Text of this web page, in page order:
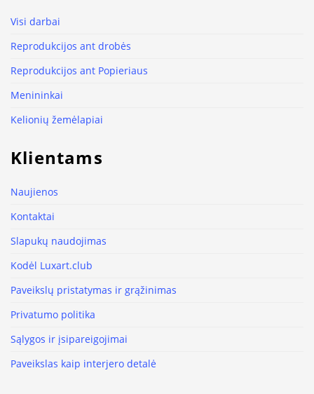
Visi darbai
Reprodukcijos ant drobės
Reprodukcijos ant Popieriaus
Menininkai
Kelionių žemėlapiai
Klientams
Naujienos
Kontaktai
Slapukų naudojimas
Kodėl Luxart.club
Paveikslų pristatymas ir grąžinimas
Privatumo politika
Sąlygos ir įsipareigojimai
Paveikslas kaip interjero detalė